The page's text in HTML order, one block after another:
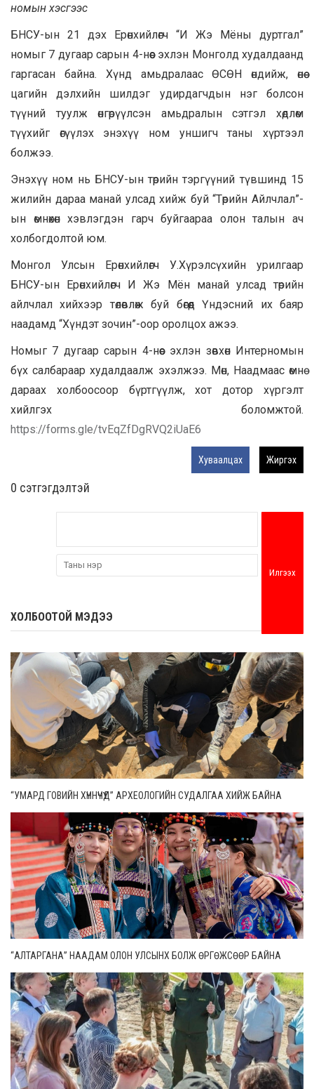
номын хэсгээс
БНСУ-ын 21 дэх Ерөнхийлөгч “И Жэ Мёны дуртгал”
номыг 7 дугаар сарын 4-нөөс эхлэн Монголд худалдаанд
гаргасан байна. Хүнд амьдралаас ӨСӨН өндийж, өнөө
цагийн дэлхийн шилдэг удирдагчдын нэг болсон
түүний туулж өнгөрүүлсэн амьдралын сэтгэл хөдлөм
түүхийг өгүүлэх энэхүү ном уншигч таны хүртээл
болжээ.
Энэхүү ном нь БНСУ-ын төрийн тэргүүний түвшинд 15
жилийн дараа манай улсад хийж буй “Төрийн Айлчлал”-
ын өмнөхөн хэвлэгдэн гарч буйгаараа олон талын ач
холбогдолтой юм.
Монгол Улсын Ерөнхийлөгч У.Хүрэлсүхийн урилгаар
БНСУ-ын Ерөнхийлөгч И Жэ Мён манай улсад төрийн
айлчлал хийхээр төлөвлөж буй бөгөөд Үндэсний их баяр
наадамд “Хүндэт зочин”-оор оролцох ажээ.
Номыг 7 дугаар сарын 4-нөөс эхлэн зөвхөн Интерномын
бүх салбараар худалдаалж эхэлжээ. Мөн, Наадмаас өмнө
дараах холбоосоор бүртгүүлж, хот дотор хүргэлт
хийлгэх боломжтой.
https://forms.gle/tvEqZfDgRVQ2iUaE6
Хуваалцах Жиргэх
0 cэтгэгдэлтэй
Илгээх
ХОЛБООТОЙ МЭДЭЭ
“УМАРД ГОВИЙН ХҮННҮЧҮҮД” АРХЕОЛОГИЙН СУДАЛГАА ХИЙЖ БАЙНА
“АЛТАРГАНА” НААДАМ ОЛОН УЛСЫНХ БОЛЖ ӨРГӨЖСӨӨР БАЙНА